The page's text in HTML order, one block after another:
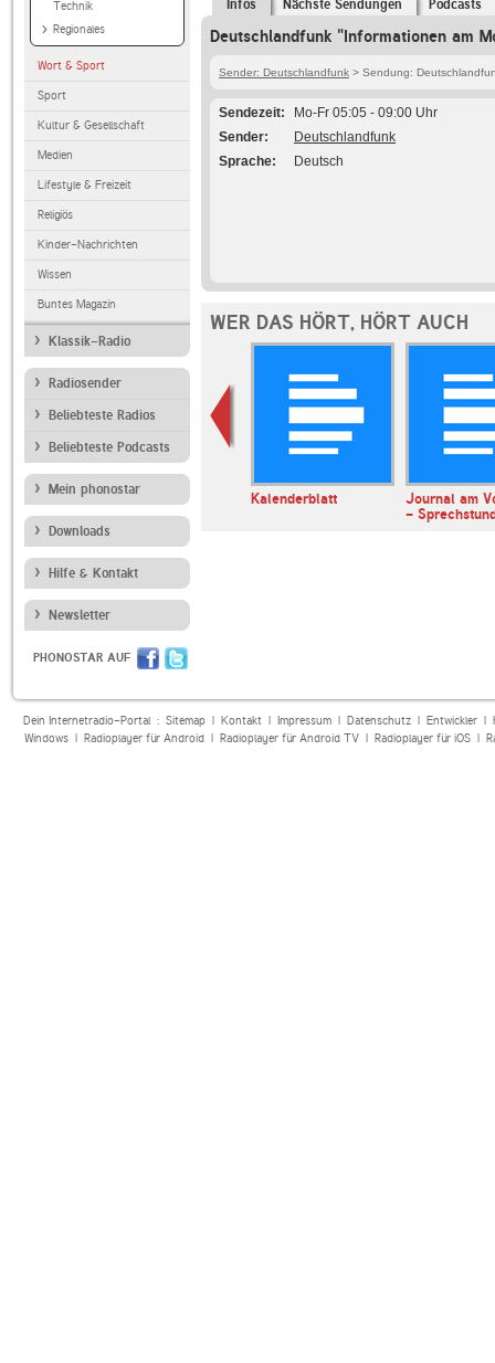
Technik
Regionales
Wort & Sport
Sport
Kultur & Gesellschaft
Medien
Lifestyle & Freizeit
Religiös
Kinder-Nachrichten
Wissen
Buntes Magazin
Klassik-Radio
Radiosender
Beliebteste Radios
Beliebteste Podcasts
Mein phonostar
Downloads
Hilfe & Kontakt
Newsletter
PHONOSTAR AUF
Infos Nächste Sendungen Podcasts
Deutschlandfunk "Informationen am
Sender: Deutschlandfunk > Sendung:
Sendezeit
Mo-Fr 05:05 - 09:00 Uhr
Sender
Deutschlandfunk
Sprache
Deutsch
WER DAS HÖRT, HÖRT AUCH
ARD Radiofestival:
Jazz
Kalenderblatt
Journal am
-
Dein Internetradio-Portal : Sitemap| Kontakt| Impressum| Datenschutz| Entwickler|
Windows| Radioplayer für Android| Radioplayer für Android TV| Radioplayer für iOS|